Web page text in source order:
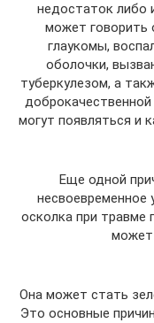
недостаток либо
может говорить
глаукомы,
оболочки,
туберкулезом, а
могут появляться и
Еще одной
несвоевременное
осколка при травме
может
Она может стать
Это основные